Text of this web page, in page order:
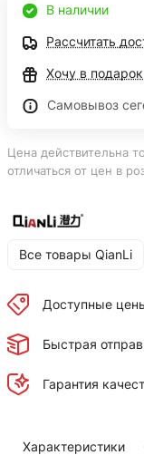
В наличии
Рассчитать
Хочу в подарок
Самовывоз
Цена действительна
отличаться от цен в
Все товары QianLi
Доступные
Быстрая
Гарантия
Характеристики